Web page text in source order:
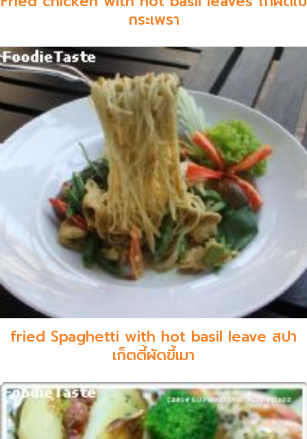
กระเพรา
fried Spaghetti with hot basil leave สปา
เก็ตตี้ผัดขี้เมา